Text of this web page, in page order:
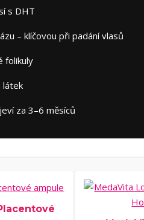
s DHT
– klíčovou při padání vlasů
folikuly
látek
za 3–6 měsíců